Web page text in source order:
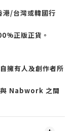
港/台灣或韓國行
正版正貨。
擁有人及創作者所
與 Nabwork 之間